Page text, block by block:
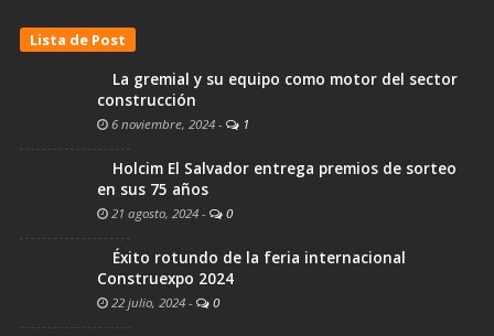
Lista de Post
La gremial y su equipo como motor del sector
construcción
6 noviembre, 2024 - 1
Holcim El Salvador entrega premios de sorteo
en sus 75 años
21 agosto, 2024 - 0
Éxito rotundo de la feria internacional
Construexpo 2024
22 julio, 2024 - 0